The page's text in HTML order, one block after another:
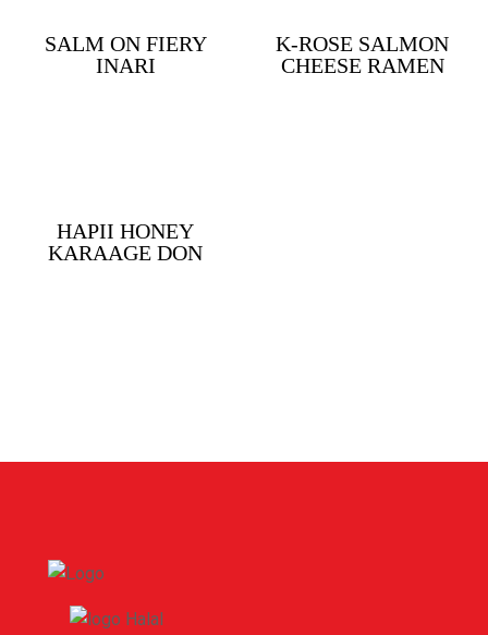
SALM ON FIERY
INARI
K-ROSE SALMON
CHEESE RAMEN
HAPII HONEY
KARAAGE DON